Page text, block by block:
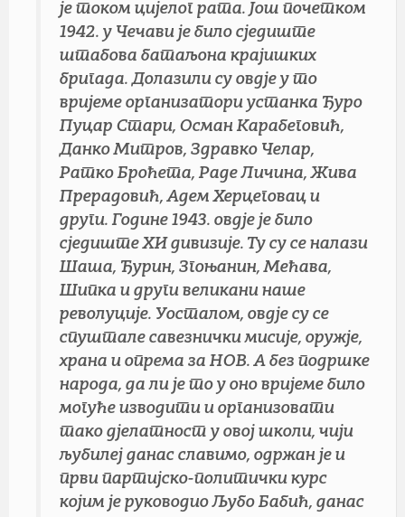
је током цијелог рата. Још почетком
1942. у Чечави је било сједиште
штабова батаљона крајишких
бригада. Долазили су овдје у то
вријеме организатори устанка Ђуро
Пуцар Стари, Осман Карабеговић,
Данко Митров, Здравко Челар,
Ратко Броћета, Раде Личина, Жива
Прерадовић, Адем Херцеговац и
други. Године 1943. овдје је било
сједиште XИ дивизије. Ту су се налази
Шаша, Ђурин, Згоњанин, Мећава,
Шипка и други великани наше
револуције. Уосталом, овдје су се
спуштале савезнички мисије, оружје,
храна и опрема за НОВ. А без подршке
народа, да ли је то у оно вријеме било
могуће изводити и организовати
тако дјелатност у овој школи, чији
љубилеј данас славимо, одржан је и
први партијско-политички курс
којим је руководио Љубо Бабић, данас